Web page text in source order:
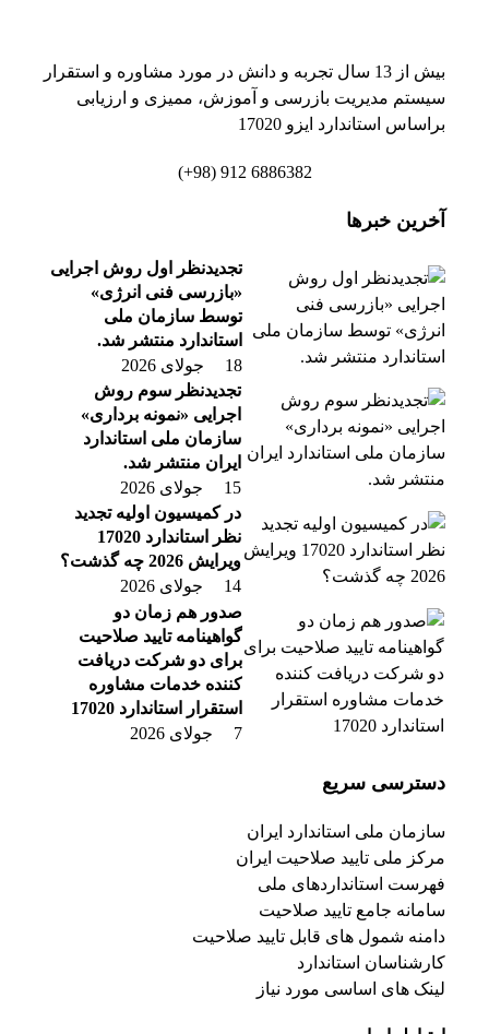
بیش از 13 سال تجربه و دانش در مورد مشاوره و استقرار
سیستم مدیریت بازرسی و آموزش، ممیزی و ارزیابی
براساس استاندارد ایزو 17020
6886382 912 (98+)
آخرین خبرها
تجدیدنظر اول روش اجرایی
«بازرسی فنی انرژی»
توسط سازمان ملی
استاندارد منتشر شد.
18 جولای 2026
تجدیدنظر سوم روش
اجرایی «نمونه برداری»
سازمان ملی استاندارد
ایران منتشر شد.
15 جولای 2026
در کمیسیون اولیه تجدید
نظر استاندارد 17020
ویرایش 2026 چه گذشت؟
14 جولای 2026
صدور هم زمان دو
گواهینامه تایید صلاحیت
برای دو شرکت دریافت
کننده خدمات مشاوره
استقرار استاندارد 17020
7 جولای 2026
دسترسی سریع
سازمان ملی استاندارد ایران
مرکز ملی تایید صلاحیت ایران
فهرست استانداردهای ملی
سامانه جامع تایید صلاحیت
دامنه شمول های قابل تایید صلاحیت
کارشناسان استاندارد
لینک های اساسی مورد نیاز